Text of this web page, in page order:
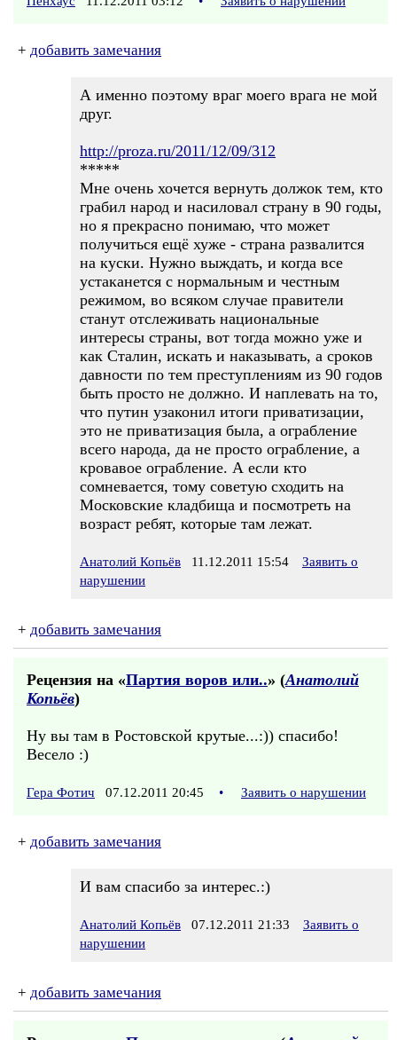
+ добавить замечания
А именно поэтому враг моего врага не мой
друг.
http://proza.ru/2011/12/09/312
*****
Мне очень хочется вернуть должок тем, кто
грабил народ и насиловал страну в 90 годы,
но я прекрасно понимаю, что может
получиться ещё хуже - страна развалится
на куски. Нужно выждать, и когда все
устаканется с нормальным и честным
режимом, во всяком случае правители
станут отслеживать национальные
интересы страны, вот тогда можно уже и
как Сталин, искать и наказывать, а сроков
давности по тем преступлениям из 90 годов
быть просто не должно. И наплевать на то,
что путин узаконил итоги приватизации,
это не приватизация была, а ограбление
всего народа, да не просто ограбление, а
кровавое ограбление. А если кто
сомневается, тому советую сходить на
Московские кладбища и посмотреть на
возраст ребят, которые там лежат.
Анатолий Копьёв 11.12.2011 15:54
Заявить о
нарушении
+ добавить замечания
Рецензия на «Партия воров или..» (Анатолий
Копьёв)
Ну вы там в Ростовской крутые...:)) спасибо!
Весело :)
Гера Фотич 07.12.2011 20:45 • Заявить о нарушении
+ добавить замечания
И вам спасибо за интерес.:)
Анатолий Копьёв 07.12.2011 21:33
Заявить о
нарушении
+ добавить замечания